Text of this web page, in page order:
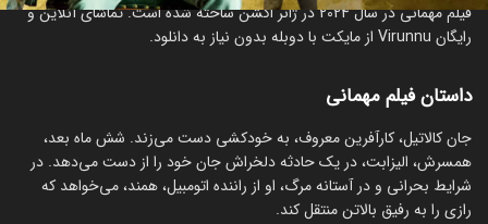
فیلم مهمانی در سال 2024 در ژانر اکشن ساخته شده است. تماشای آنلاین و
رایگان Virunnu از مایکت با دوبله بدون نیاز به دانلود.
داستان فیلم مهمانی
جان کالاتیل، کارآفرین معروف، به خودکشی دست می‌زند. شش ماه بعد،
همسرش، الیزابت، در یک حادثه دلخراش جان خود را از دست می‌دهد. در
شرایط بحرانی و در آستانه مرگ، او از راننده اتومبیل، همند، می‌خواهد که
رازی را به رفیق بالاتن منتقل کند.